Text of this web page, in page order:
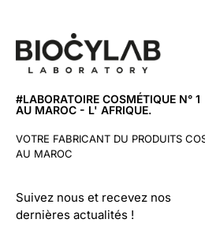
#LABORATOIRE COSMÉTIQUE N° 1
AU MAROC - L' AFRIQUE.
VOTRE FABRICANT DU PRODUITS
AU MAROC
Suivez nous et recevez nos
dernières actualités !